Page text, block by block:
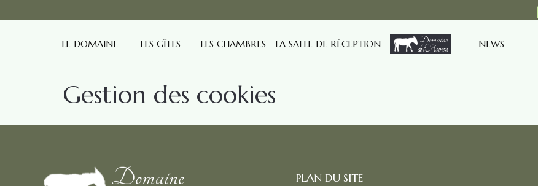
LE DOMAINE LES GÎTES LES CHAMBRES LA SALLE DE RÉCEPTION NEWS
Gestion des cookies
PLAN DU SITE